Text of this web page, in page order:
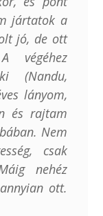
jártatok a
jó, de ott
végéhez
(Nandu,
lányom,
és rajtam
Nem
csak
nehéz
ott.